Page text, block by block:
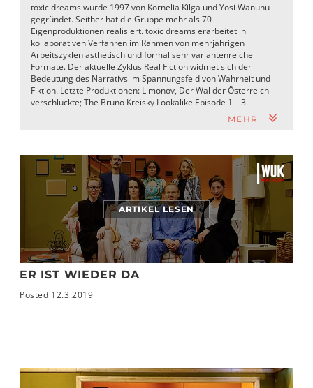
toxic dreams wurde 1997 von Kornelia Kilga und Yosi Wanunu
gegründet. Seither hat die Gruppe mehr als 70
Eigenproduktionen realisiert. toxic dreams erarbeitet in
kollaborativen Verfahren im Rahmen von mehrjährigen
Arbeitszyklen ästhetisch und formal sehr variantenreiche
Formate. Der aktuelle Zyklus Real Fiction widmet sich der
Bedeutung des Narrativs im Spannungsfeld von Wahrheit und
Fiktion. Letzte Produktionen: Limonov, Der Wal der Österreich
verschluckte; The Bruno Kreisky Lookalike Episode 1 – 3.
MEHR
ARTIKEL LESEN
ER IST WIEDER DA
Posted 12.3.2019